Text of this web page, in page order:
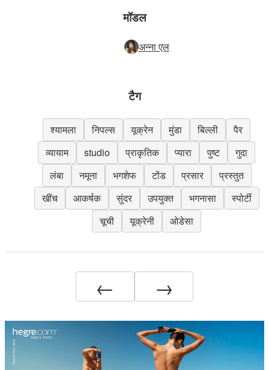
मॉडल
अन्ना एल
टैग
श्यामला निपल्स यूक्रेन मुंडा बिल्ली
पैर
व्यायाम
studio प्राकृतिक प्यारा पुष्ट
गुदा
लंबा
नमूना भगशेफ टोंड प्रसार
प्रस्तुत
खींच
आकर्षक सुंदर उपयुक्त भगनासा
स्पोर्टी
चूची
यूक्रेनी ओडेसा
← →